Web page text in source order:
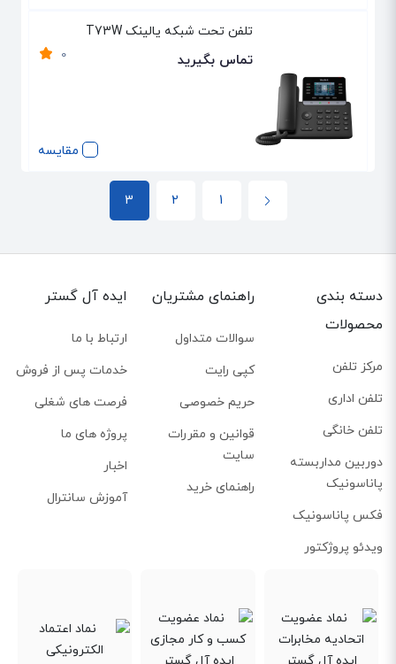
مقایسه
تلفن تحت شبکه یالینک T73W
0 تماس بگیرید
1
2
3
دسته بندی
محصولات
مرکز تلفن
تلفن اداری
تلفن خانگی
دوربین مداربسته
پاناسونیک
فکس پاناسونیک
ویدئو پروژکتور
راهنمای مشتریان
سوالات متداول
کپی رایت
حریم خصوصی
قوانین و مقررات
سایت
راهنمای خرید
ایده آل گستر
ارتباط با ما
خدمات پس از فروش
فرصت های شغلی
پروژه های ما
اخبار
آموزش سانترال